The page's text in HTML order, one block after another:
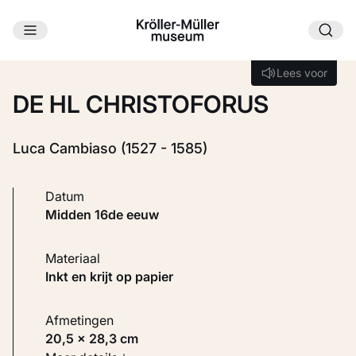
Ga naar hoofdinhoud
Lees voor
Lees voor
DE HL CHRISTOFORUS
Luca Cambiaso (1527 - 1585)
Datum
midden 16de eeuw
Materiaal
Inkt en krijt op papier
Afmetingen
20,5 × 28,3 cm